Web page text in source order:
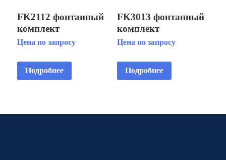
FK2112 фонтанный
комплект
Цена по запросу
Подробнее
FK3013 фонтанный
комплект
Цена по запросу
Подробнее